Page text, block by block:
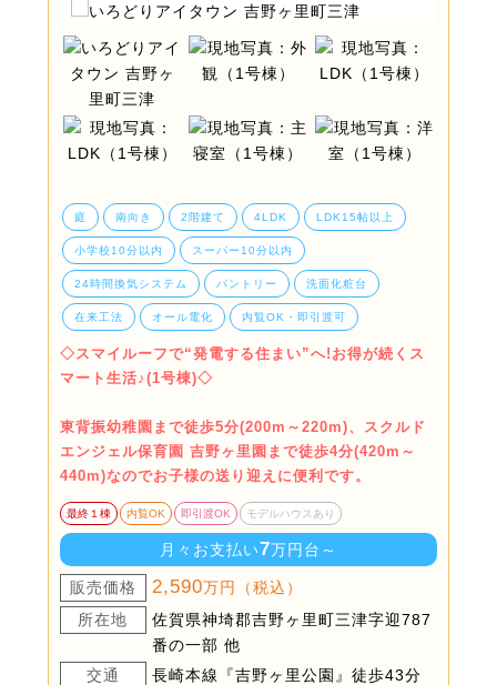
庭 南向き 2階建て 4LDK LDK15帖以上
小学校10分以内 スーパー10分以内
24時間換気システム パントリー 洗面化粧台
在来工法 オール電化 内覧OK・即引渡可
◇スマイルーフで“発電する住まい”へ!お得が続くス
マート生活♪(1号棟)◇
東背振幼稚園まで徒歩5分(200m～220m)、スクルド
エンジェル保育園 吉野ヶ里園まで徒歩4分(420m～
440m)なのでお子様の送り迎えに便利です。
最終１棟 内覧OK 即引渡OK モデルハウスあり
月々お支払い7万円台～
販売価格 2,590万円（税込）
所在地
佐賀県神埼郡吉野ヶ里町三津字迎787
番の一部 他
交通
長崎本線『吉野ヶ里公園』徒歩43分